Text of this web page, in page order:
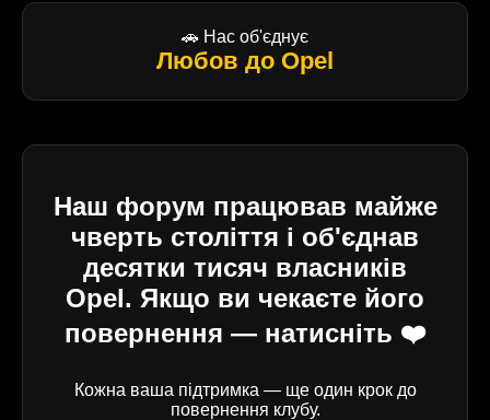
🚗 Нас об'єднує
Любов до Opel
Наш форум працював майже
чверть століття і об'єднав
десятки тисяч власників
Opel. Якщо ви чекаєте його
повернення — натисніть ❤️
Кожна ваша підтримка — ще один крок до
повернення клубу.